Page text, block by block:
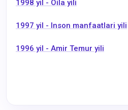
1998 yil - Oila yili
1997 yil - Inson manfaatlari yili
1996 yil - Amir Temur yili